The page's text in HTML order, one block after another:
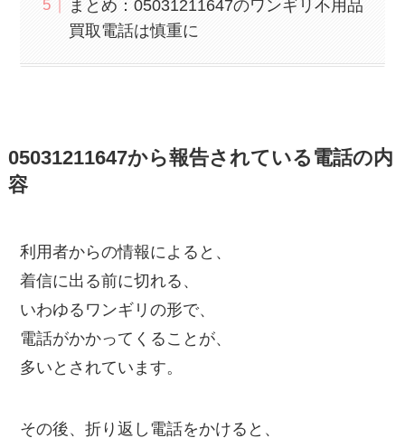
まとめ：05031211647のワンギリ不用品
買取電話は慎重に
05031211647から報告されている電話の内
容
利用者からの情報によると、
着信に出る前に切れる、
いわゆるワンギリの形で、
電話がかかってくることが、
多いとされています。
その後、折り返し電話をかけると、